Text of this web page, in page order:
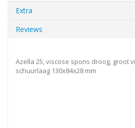
Extra
Reviews
Azella 25, viscose spons droog, groot
schuurlaag 130x84x28 mm